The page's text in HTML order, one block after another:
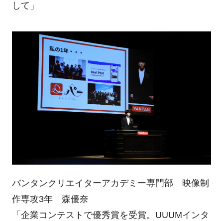
して」
バンタンクリエイターアカデミー専門部 映像制
作専攻3年 森優奈
「企業コンテストで優秀賞を受賞。UUUMインタ